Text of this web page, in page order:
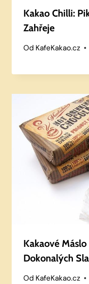
Kakao Chilli:
Zahřeje
Od KafeKakao.cz
Kakaové
Dokonalých
Od KafeKakao.cz